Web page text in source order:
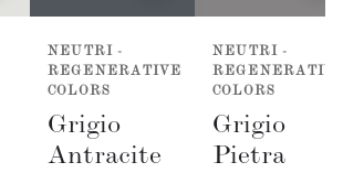
NEUTRI -
REGENERATIVE
COLORS
Grigio
Antracite
NEUTRI -
COLORS
Grigio
Pietra